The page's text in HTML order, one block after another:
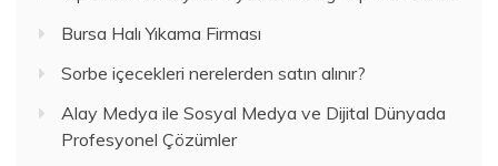
Bursa Halı Yıkama Firması
Sorbe içecekleri nerelerden satın alınır?
Alay Medya ile Sosyal Medya ve Dijital Dünyada
Profesyonel Çözümler